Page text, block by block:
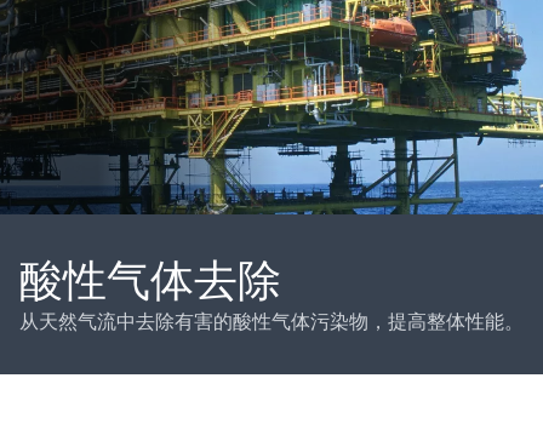
酸性气体去除
从天然气流中去除有害的酸性气体污染物，提高整体性能。